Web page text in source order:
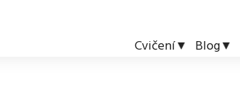
Cvičení Blog